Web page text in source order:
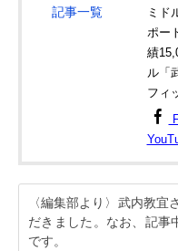
記事一覧
ミド
ポー
績
ル「
フィ
〈編集部より〉武内教
だきました。なお、記事
です。